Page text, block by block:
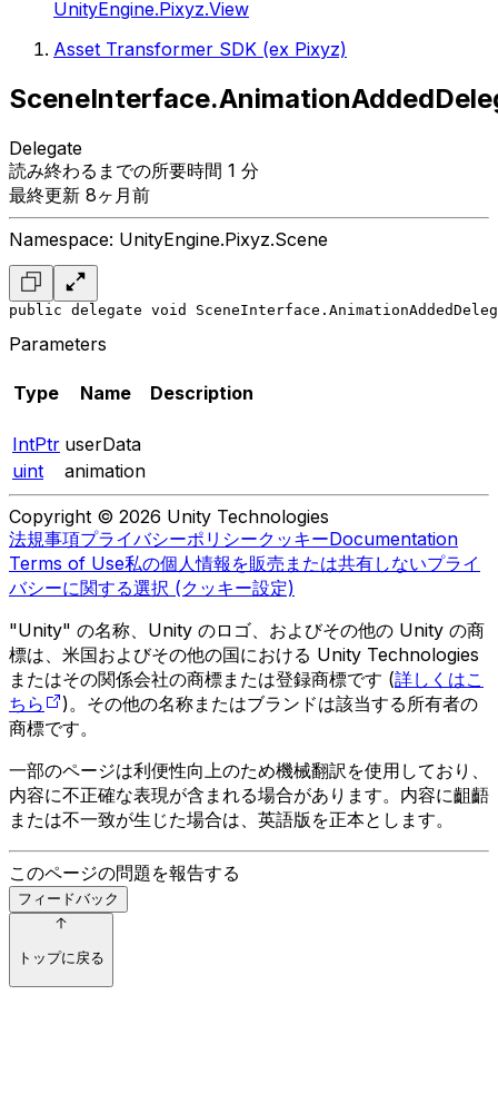
UnityEngine.Pixyz.View
Asset Transformer SDK (ex Pixyz)
Delegate
読み終わるまでの所要時間 1 分
最終更新 8ヶ月前
Namespace: UnityEngine.Pixyz.Scene
public delegate void
Parameters
Type Name Description
IntPtr userData
uint
animation
Copyright © 2026 Unity Technologies
法規事項プライバシーポリシークッキーDocumentation
Terms of Use私の個人情報を販売または共有しないプライ
バシーに関する選択 (クッキー設定)
"Unity" の名称、Unity のロゴ、およびその他の Unity の商
標は、米国およびその他の国における Unity Technologies
またはその関係会社の商標または登録商標です (詳しくはこ
ちら
)。その他の名称またはブランドは該当する所有者の
商標です。
一部のページは利便性向上のため機械翻訳を使用しており、
内容に不正確な表現が含まれる場合があります。内容に齟齬
または不一致が生じた場合は、英語版を正本とします。
このページの問題を報告する
フィードバック
トップに戻る